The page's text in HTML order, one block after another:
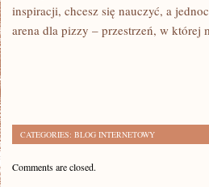
inspiracji, chcesz się nauczyć, a
arena dla pizzy – przestrzeń, w której
CATEGORIES: BLOG INTERNETOWY
Comments are closed.